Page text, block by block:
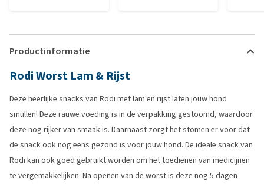
Productinformatie
Rodi Worst Lam & Rijst
Deze heerlijke snacks van Rodi met lam en rijst laten jouw hond
smullen! Deze rauwe voeding is in de verpakking gestoomd, waardoor
deze nog rijker van smaak is. Daarnaast zorgt het stomen er voor dat
de snack ook nog eens gezond is voor jouw hond. De ideale snack van
Rodi kan ook goed gebruikt worden om het toedienen van medicijnen
te vergemakkelijken. Na openen van de worst is deze nog 5 dagen